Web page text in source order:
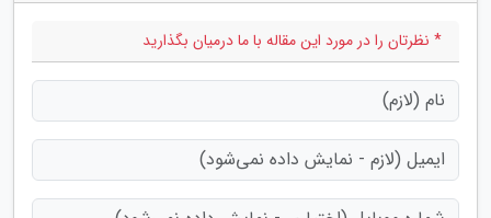
* نظرتان را در مورد این مقاله با ما درمیان بگذارید